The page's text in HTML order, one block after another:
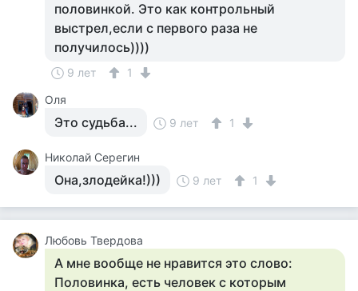
половинкой. Это как контрольный
выстрел,если с первого раза не
получилось))))
9 лет
1
Оля
Это судьба... 9 лет 1
Николай Серегин
Она,злодейка!))) 9 лет 1
Любовь Твердова
А мне вообще не нравится это слово:
Половинка, есть человек с которым